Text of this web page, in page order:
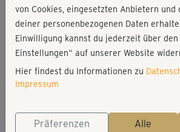
40 Min
167 kcal
Michaela Holle
Matte, Miniband,
oder Gürtel, Gewichte oder
von Cookies, eingesetzten Anbietern und
deiner personenbezogenen Daten
Einwilligung kannst du jederzeit über den
Einstellungen“ auf unserer Website
Hier findest du Informationen zu
Impressum
Präferenzen
Alle